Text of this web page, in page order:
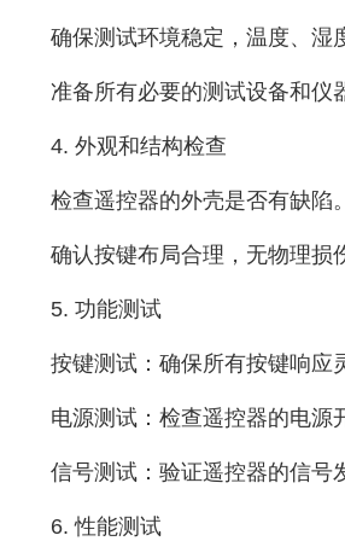
确保测试环境稳定，温度、湿
准备所有必要的测试设备和仪
4. 外观和结构检查
检查遥控器的外壳是否有缺陷。
确认按键布局合理，无物理损
5. 功能测试
按键测试：确保所有按键响应
电源测试：检查遥控器的电源
信号测试：验证遥控器的信号
6. 性能测试